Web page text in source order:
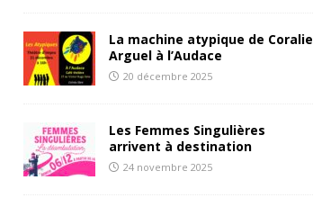
La machine atypique de Coralie
Arguel à l’Audace
20 décembre 2025
Les Femmes Singulières
arrivent à destination
24 novembre 2025